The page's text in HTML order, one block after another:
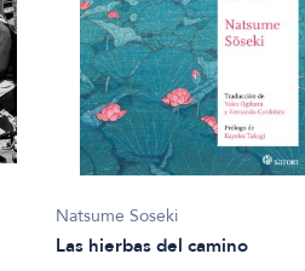
Natsume Soseki
Las hierbas del camino